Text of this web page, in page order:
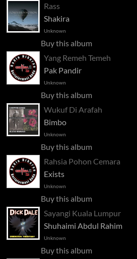
Rass
Shakira
Unknown
Buy this album
Yang Remeh Temeh
Pak Pandir
Unknown
Buy this album
Wukuf Di Arafah
Bimbo
Unknown
Buy this album
Rahsia Pohon Cemara
Exists
Unknown
Buy this album
Sayangi Kuala Lumpur
Shuhaimi Abdul Rahim
Unknown
Buy this album